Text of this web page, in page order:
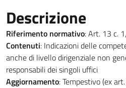
Descrizione
Riferimento normativo: Art. 13 c.
Contenuti: Indicazioni delle
anche di livello dirigenziale non
responsabili dei singoli uffici
Aggiornamento: Tempestivo (ex